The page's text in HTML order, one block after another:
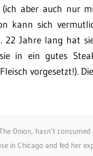
aber auch nur
kann sich
22 Jahre lang hat
in ein gutes
vorgesetzt!).
Onion, hasn’t
in Chicago and fed her